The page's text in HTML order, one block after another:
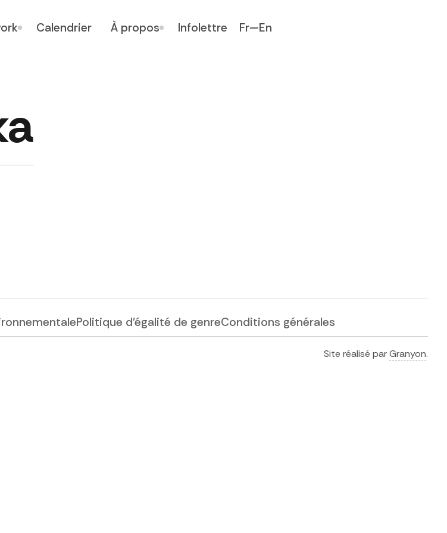
Calendrier À propos Infolettre Fr—En
Politique d'égalité de genreConditions générales
Site réalisé parGranyon.